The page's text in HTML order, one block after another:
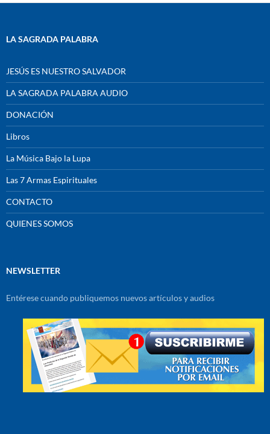
LA SAGRADA PALABRA
JESÚS ES NUESTRO SALVADOR
LA SAGRADA PALABRA AUDIO
DONACIÓN
Libros
La Música Bajo la Lupa
Las 7 Armas Espirituales
CONTACTO
QUIENES SOMOS
NEWSLETTER
Entérese cuando publiquemos nuevos artículos y audios